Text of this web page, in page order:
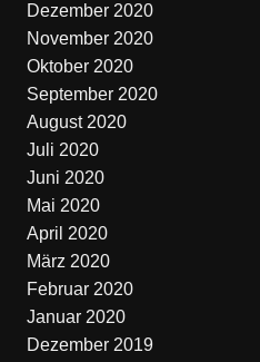
Dezember 2020
November 2020
Oktober 2020
September 2020
August 2020
Juli 2020
Juni 2020
Mai 2020
April 2020
März 2020
Februar 2020
Januar 2020
Dezember 2019